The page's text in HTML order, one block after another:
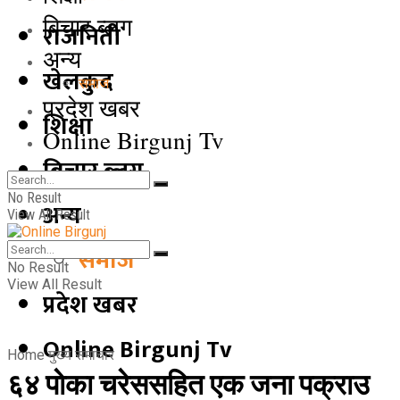
राजनिती
खेलकुद
शिक्षा
बिचार ब्लग
अन्य
समाज
प्रदेश खबर
Online Birgunj Tv
बिचार ब्लग
अन्य
समाज
प्रदेश खबर
Online Birgunj Tv
No Result
View All Result
No Result
View All Result
Home मुख्य समाचार
६४ पाेका चरेससहित एक जना पक्राउ